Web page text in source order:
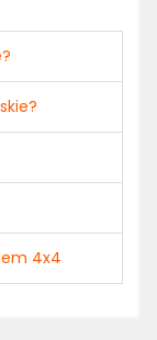
4x4